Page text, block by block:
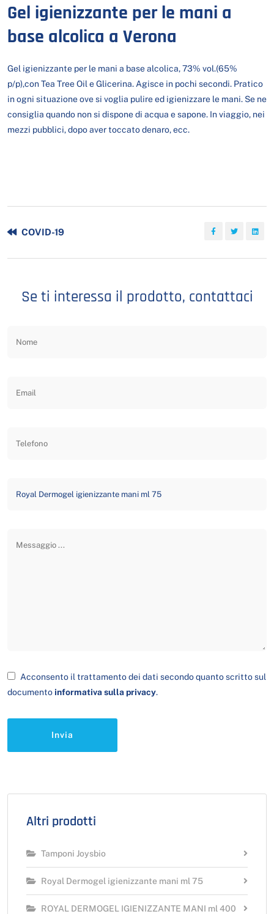
Altri prodotti
Tamponi Joysbio
Royal Dermogel igienizzante mani ml 75
ROYAL DERMOGEL IGIENIZZANTE MANI ml 400
Gel igienizzante per le mani a
base alcolica a Verona
Gel igienizzante per le mani a base alcolica, 73% vol.(65%
p/p),con Tea Tree Oil e Glicerina. Agisce in pochi secondi. Pratico
in ogni situazione ove si voglia pulire ed igienizzare le mani. Se ne
consiglia quando non si dispone di acqua e sapone. In viaggio, nei
mezzi pubblici, dopo aver toccato denaro, ecc.
COVID-19
Se ti interessa il prodotto, contattaci
Acconsento il trattamento dei dati secondo quanto scritto sul
documento informativa sulla privacy.
Invia